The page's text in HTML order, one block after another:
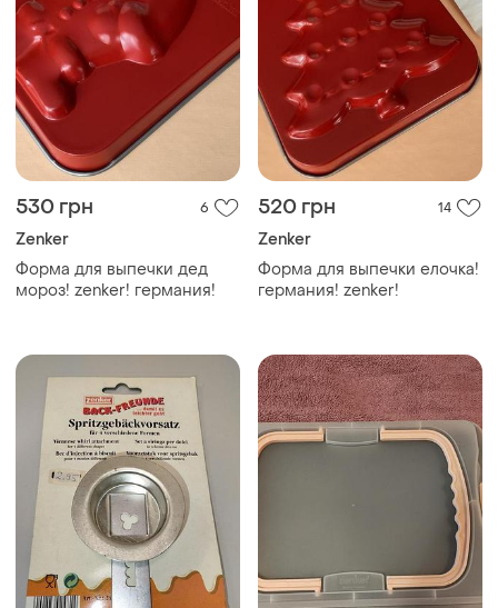
530 грн 6
Zenker
Форма для выпечки дед
мороз! zenker! германия!
520 грн 14
Zenker
Форма для выпечки елочка!
германия! zenker!